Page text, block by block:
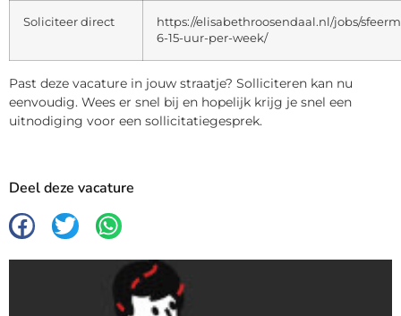
Soliciteer direct
https://elisabethroosendaal.nl/jobs/
6-15-uur-per-week/
Past deze vacature in jouw straatje? Solliciteren kan nu
eenvoudig. Wees er snel bij en hopelijk krijg je snel een
uitnodiging voor een sollicitatiegesprek.
Deel deze vacature